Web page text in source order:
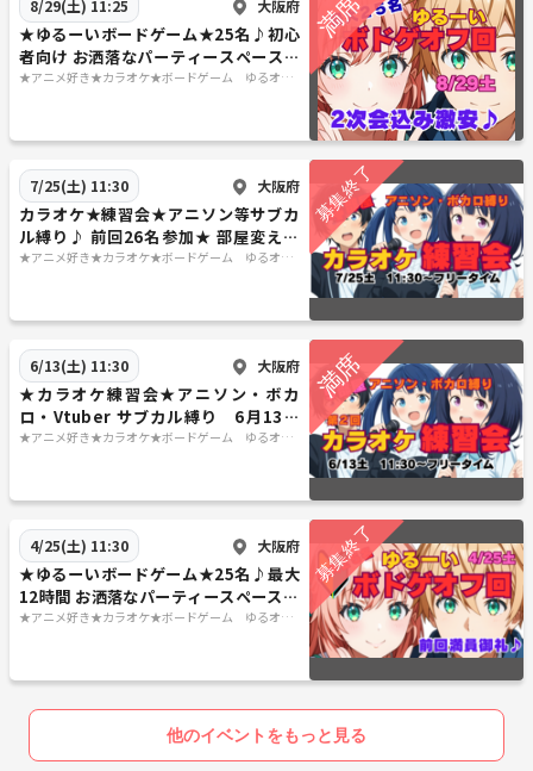
8/29(土) 11:25 大阪府
★ゆるーいボードゲーム★25名♪初心
者向け お洒落なパーティースペースで
♪2次会込み 8月29日土曜日 🔰大歓
★アニメ好き★カラオケ★ボードゲーム ゆるオタ
7/25(土) 11:30 大阪府
カラオケ★練習会★アニソン等サブカ
ル縛り♪ 前回26名参加★ 部屋変えで
同じ曲歌うえる！
★アニメ好き★カラオケ★ボードゲーム ゆるオタ
6/13(土) 11:30 大阪府
★カラオケ練習会★アニソン・ボカ
ロ・Vtuber サブカル縛り 6月13日
土
★アニメ好き★カラオケ★ボードゲーム ゆるオタ
4/25(土) 11:30 大阪府
★ゆるーいボードゲーム★25名♪最大
12時間 お洒落なパーティースペースで
♪ 4月25日土曜日 🔰大歓迎
★アニメ好き★カラオケ★ボードゲーム ゆるオタ
他のイベントをもっと見る